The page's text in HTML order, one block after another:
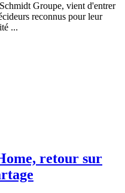
Groupe, vient d'entrer
reconnus pour leur
...
retour sur